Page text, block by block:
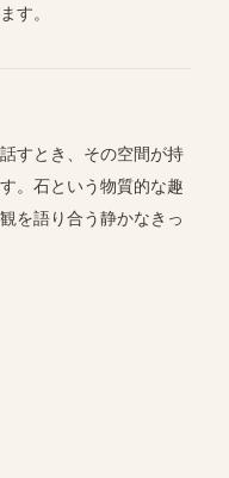
す。
すとき、その空間が持
。石という物質的な趣
を語り合う静かなきっ